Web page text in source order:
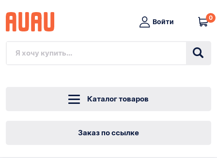
Войти
0
Каталог товаров
Заказ по ссылке